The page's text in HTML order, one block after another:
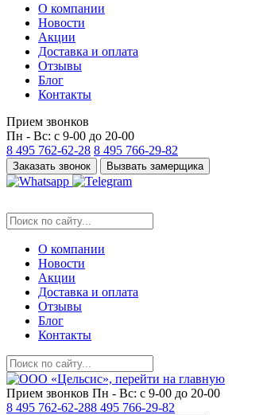
О компании
Новости
Акции
Доставка и оплата
Отзывы
Блог
Контакты
Прием звонков
Пн - Вс: с 9-00 до 20-00
8 495 762-62-28 8 495 766-29-82
Заказать звонок Вызвать замерщика
О компании
Новости
Акции
Доставка и оплата
Отзывы
Блог
Контакты
Прием звонков Пн - Вс: с 9-00 до 20-00
8 495 762-62-288 495 766-29-82